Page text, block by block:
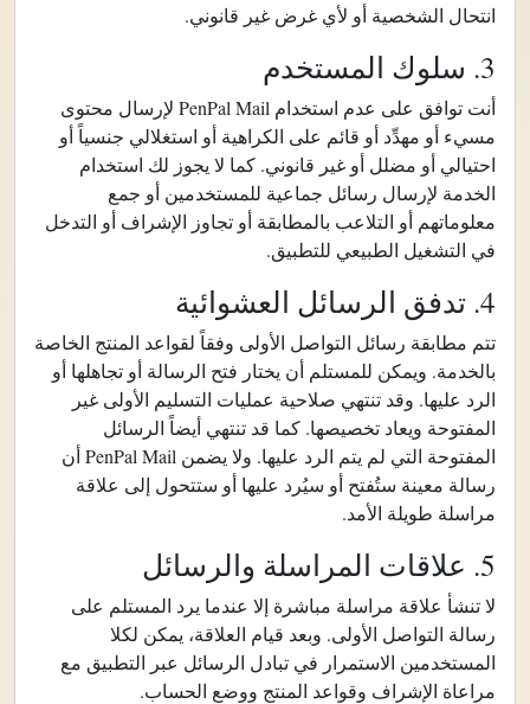
انتحال الشخصية أو لأي غرض غير قانوني.
3. سلوك المستخدم
أنت توافق على عدم استخدام PenPal Mail لإرسال محتوى
مسيء أو مهدِّد أو قائم على الكراهية أو استغلالي جنسياً أو
احتيالي أو مضلل أو غير قانوني. كما لا يجوز لك استخدام
الخدمة لإرسال رسائل جماعية للمستخدمين أو جمع
معلوماتهم أو التلاعب بالمطابقة أو تجاوز الإشراف أو التدخل
في التشغيل الطبيعي للتطبيق.
4. تدفق الرسائل العشوائية
تتم مطابقة رسائل التواصل الأولى وفقاً لقواعد المنتج الخاصة
بالخدمة. ويمكن للمستلم أن يختار فتح الرسالة أو تجاهلها أو
الرد عليها. وقد تنتهي صلاحية عمليات التسليم الأولى غير
المفتوحة ويعاد تخصيصها. كما قد تنتهي أيضاً الرسائل
المفتوحة التي لم يتم الرد عليها. ولا يضمن PenPal Mail أن
رسالة معينة ستُفتح أو سيُرد عليها أو ستتحول إلى علاقة
مراسلة طويلة الأمد.
5. علاقات المراسلة والرسائل
لا تنشأ علاقة مراسلة مباشرة إلا عندما يرد المستلم على
رسالة التواصل الأولى. وبعد قيام العلاقة، يمكن لكلا
المستخدمين الاستمرار في تبادل الرسائل عبر التطبيق مع
مراعاة الإشراف وقواعد المنتج ووضع الحساب.